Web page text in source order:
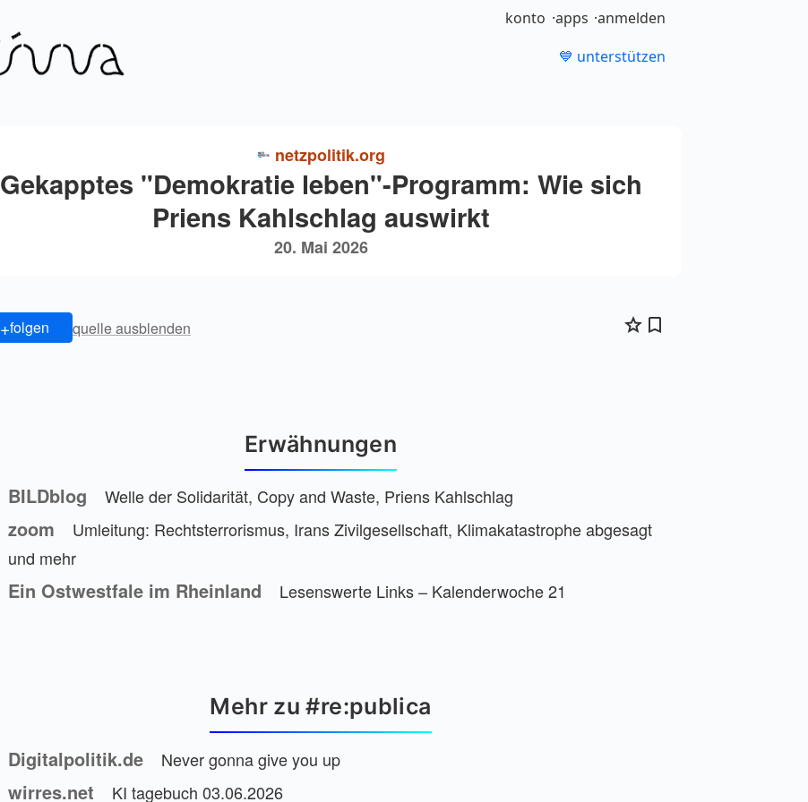
konto apps anmelden
💙 unterstützen
netzpolitik.org
Gekapptes "Demokratie leben"-Programm: Wie sich
Priens Kahlschlag auswirkt
20. Mai 2026
+folgen quelle ausblenden
Erwähnungen
BILDblog Welle der Solidarität, Copy and Waste, Priens Kahlschlag
zoom
Umleitung: Rechtsterrorismus, Irans Zivilgesellschaft, Klimakatastrophe abgesagt
und mehr
Ein Ostwestfale im Rheinland Lesenswerte Links – Kalenderwoche 21
Mehr zu #re:publica
Digitalpolitik.de Never gonna give you up
wirres.net KI tagebuch 03.06.2026